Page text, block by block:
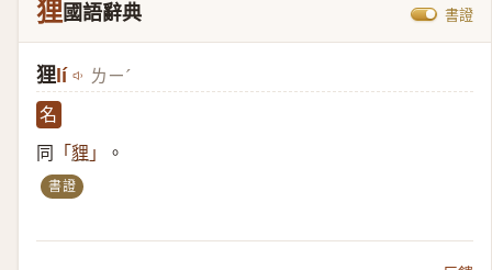
狸國語辭典 書證
狸 lí ㄌㄧˊ
名
同 「 貍 」 。
書證